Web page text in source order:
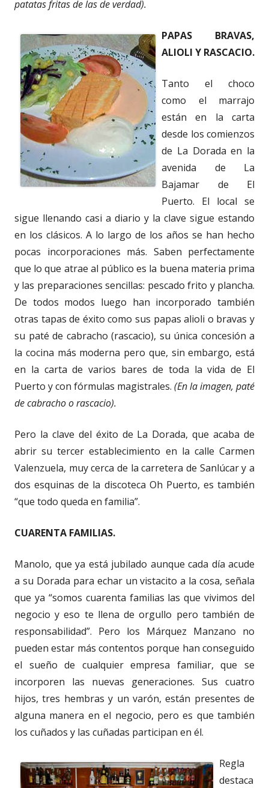
patatas fritas de las de verdad).
PAPAS BRAVAS,
ALIOLI Y RASCACIO.
Tanto el choco
como el marrajo
están en la carta
desde los comienzos
de La Dorada en la
avenida de La
Bajamar de El
Puerto. El local se
sigue llenando casi a diario y la clave sigue estando
en los clásicos. A lo largo de los años se han hecho
pocas incorporaciones más. Saben perfectamente
que lo que atrae al público es la buena materia prima
y las preparaciones sencillas: pescado frito y plancha.
De todos modos luego han incorporado también
otras tapas de éxito como sus papas alioli o bravas y
su paté de cabracho (rascacio), su única concesión a
la cocina más moderna pero que, sin embargo, está
en la carta de varios bares de toda la vida de El
Puerto y con fórmulas magistrales. (En la imagen, paté
de cabracho o rascacio).
Pero la clave del éxito de La Dorada, que acaba de
abrir su tercer establecimiento en la calle Carmen
Valenzuela, muy cerca de la carretera de Sanlúcar y a
dos esquinas de la discoteca Oh Puerto, es también
“que todo queda en familia”.
CUARENTA FAMILIAS.
Manolo, que ya está jubilado aunque cada día acude
a su Dorada para echar un vistacito a la cosa, señala
que ya “somos cuarenta familias las que vivimos del
negocio y eso te llena de orgullo pero también de
responsabilidad”. Pero los Márquez Manzano no
pueden estar más contentos porque han conseguido
el sueño de cualquier empresa familiar, que se
incorporen las nuevas generaciones. Sus cuatro
hijos, tres hembras y un varón, están presentes de
alguna manera en el negocio, pero es que también
los cuñados y las cuñadas participan en él.
Regla
destaca